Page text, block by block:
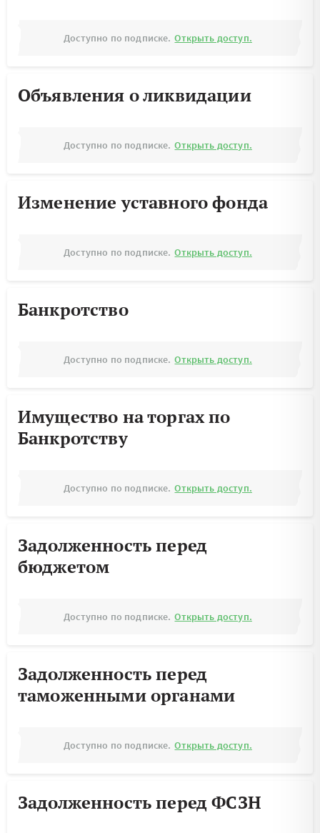
Доступно по подписке. Открыть доступ.
Объявления о ликвидации
Доступно по подписке. Открыть доступ.
Изменение уставного фонда
Доступно по подписке. Открыть доступ.
Банкротство
Доступно по подписке. Открыть доступ.
Имущество на торгах по
Банкротству
Доступно по подписке. Открыть доступ.
Задолженность перед
бюджетом
Доступно по подписке. Открыть доступ.
Задолженность перед
таможенными органами
Доступно по подписке. Открыть доступ.
Задолженность перед ФСЗН